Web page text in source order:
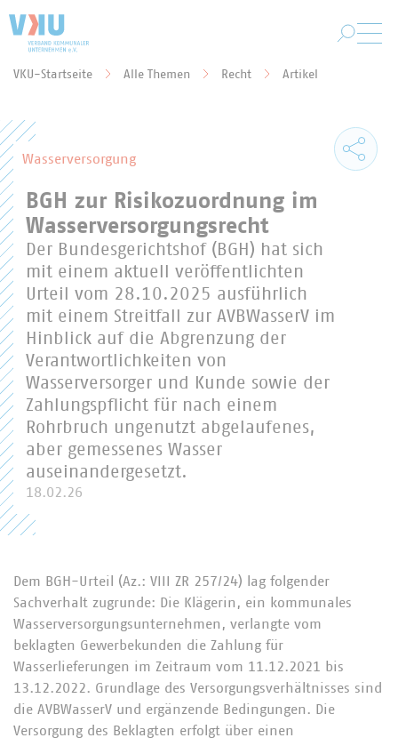
VKU-Startseite Alle Themen Recht Artikel
Wasserversorgung
BGH zur Risikozuordnung im
Wasserversorgungsrecht
Der Bundesgerichtshof (BGH) hat sich
mit einem aktuell veröffentlichten
Urteil vom 28.10.2025 ausführlich
mit einem Streitfall zur AVBWasserV im
Hinblick auf die Abgrenzung der
Verantwortlichkeiten von
Wasserversorger und Kunde sowie der
Zahlungspflicht für nach einem
Rohrbruch ungenutzt abgelaufenes,
aber gemessenes Wasser
auseinandergesetzt.
18.02.26
Dem BGH-Urteil (Az.: VIII ZR 257/24) lag folgender
Sachverhalt zugrunde: Die Klägerin, ein kommunales
Wasserversorgungsunternehmen, verlangte vom
beklagten Gewerbekunden die Zahlung für
Wasserlieferungen im Zeitraum vom 11.12.2021 bis
13.12.2022. Grundlage des Versorgungsverhältnisses sind
die AVBWasserV und ergänzende Bedingungen. Die
Versorgung des Beklagten erfolgt über einen